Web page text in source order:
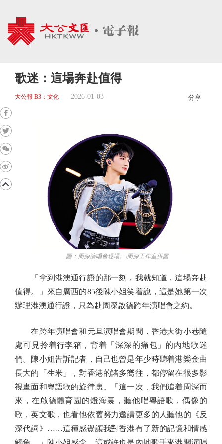
歌迷：這場奔赴值得
大公報 B3：文化 2026-01-03 分享
圖：周深演唱會現場。\周深工作室供圖
「拿到港澳通行證的那一刻，我就知道，這場奔赴
值得。」來自廣西的85後陳小姐笑着說，這是她第一次
辦理港澳通行證，只為赴周深啟德跨年演唱會之約。
在跨年演唱會和元旦演唱會期間，香港大街小巷隨
處可見拎着行李箱，背着「深深的痛包」的內地歌迷
們。陳小姐告訴記者，自己也曾是年少時聽着港樂金曲
長大的「生米」，對香港的諸多嚮往，都停留在很多影
視畫面和粵語歌的旋律裏。「這一次，我們追着周深而
來，在啟德體育園的燈海裏，聽他唱粵語歌，偶像的
歌，英文歌，也看他依舊努力邀請更多的人聽他的《反
深代詞》……這種感覺讓我對香港有了新的記憶和情感